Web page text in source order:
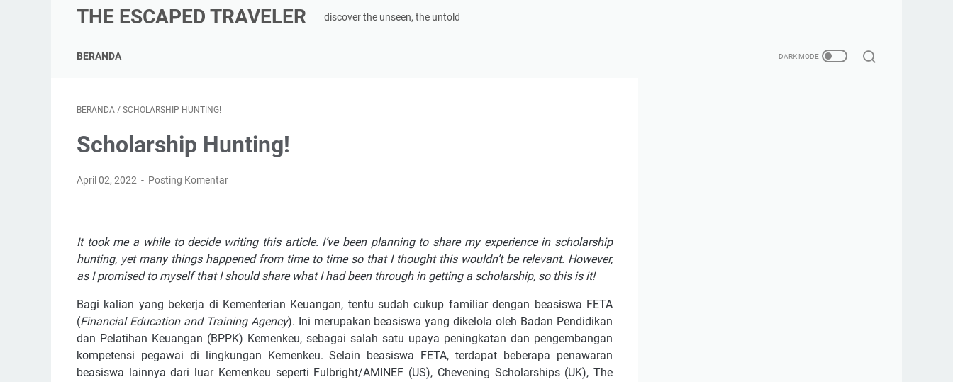
THE ESCAPED TRAVELER discover the unseen, the untold
BERANDA
BERANDA / SCHOLARSHIP HUNTING!
Scholarship Hunting!
April 02, 2022 Posting Komentar
It took me a while to decide writing this article. I’ve been planning to share my experience in scholarship
hunting, yet many things happened from time to time so that I thought this wouldn’t be relevant. However,
as I promised to myself that I should share what I had been through in getting a scholarship, so this is it!
Bagi kalian yang bekerja di Kementerian Keuangan, tentu sudah cukup familiar dengan beasiswa FETA
(Financial Education and Training Agency). Ini merupakan beasiswa yang dikelola oleh Badan Pendidikan
dan Pelatihan Keuangan (BPPK) Kemenkeu, sebagai salah satu upaya peningkatan dan pengembangan
kompetensi pegawai di lingkungan Kemenkeu. Selain beasiswa FETA, terdapat beberapa penawaran
beasiswa lainnya dari luar Kemenkeu seperti Fulbright/AMINEF (US), Chevening Scholarships (UK), The